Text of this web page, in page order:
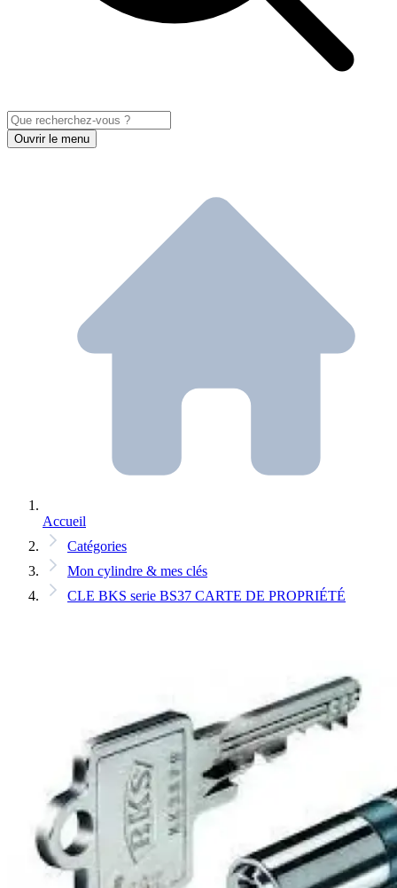
Ouvrir le menu
Accueil
Catégories
Mon cylindre & mes clés
CLE BKS serie BS37 CARTE DE PROPRIÉTÉ